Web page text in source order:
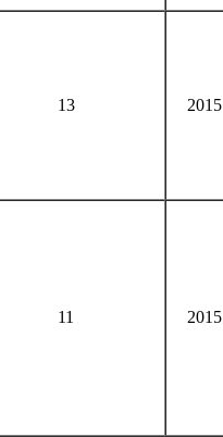
13 2015
11 2015